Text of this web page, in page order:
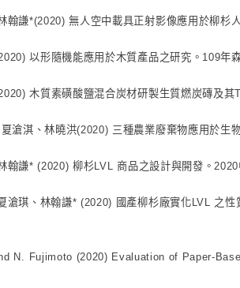
翰謙*(2020) 無人空中載具正射影像應用於柳杉
以形隨機能應用於木質產品之研究。109年
木質素磺酸鹽混合炭材研製生質燃炭磚及
滄淇、林曉洪(2020) 三種農業廢棄物應用於生
翰謙* (2020) 柳杉LVL 商品之設計與開發。
滄琪、林翰謙* (2020) 國產柳杉廠實化LVL 之
N. Fujimoto (2020) Evaluation of Paper-